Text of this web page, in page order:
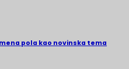
pola kao novinska tema